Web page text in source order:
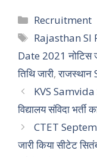
Categories
Recruitment
Tags
Rajasthan SI
Date 2021 नोटिस
तिथि जारी,राजस्थान
KVS
विद्यालय संविदा
CTET
जारी किया सीटेट